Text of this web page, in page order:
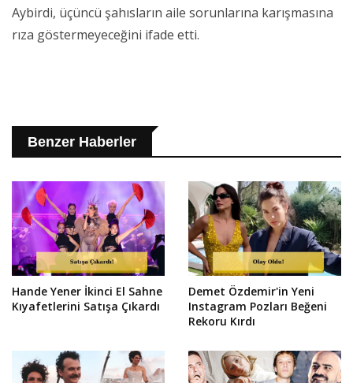
Aybirdi, üçüncü şahısların aile sorunlarına karışmasına
rıza göstermeyeceğini ifade etti.
Benzer Haberler
Hande Yener İkinci El Sahne
Kıyafetlerini Satışa Çıkardı
Demet Özdemir'in Yeni
Instagram Pozları Beğeni
Rekoru Kırdı